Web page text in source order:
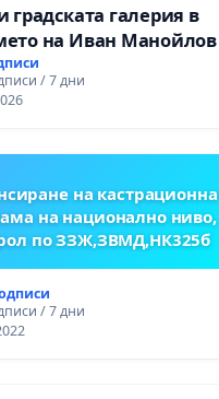
градската галерия в
на Иван Манойлов
/ 7 дни
на кастрационна
на национално ниво,
по ЗЗЖ,ЗВМД,НК325б
/ 7 дни